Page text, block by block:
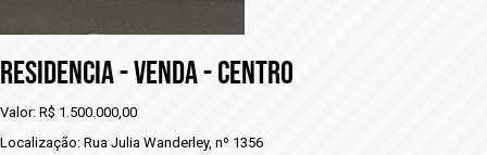
RESIDENCIA - VENDA - CENTRO
Valor: R$ 1.500.000,00
Localização: Rua Julia Wanderley, nº 1356